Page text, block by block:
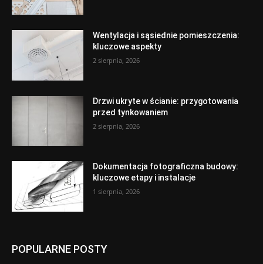
Wentylacja i sąsiednie pomieszczenia:
kluczowe aspekty
2 sierpnia, 2026
Drzwi ukryte w ścianie: przygotowania
przed tynkowaniem
2 sierpnia, 2026
Dokumentacja fotograficzna budowy:
kluczowe etapy i instalacje
1 sierpnia, 2026
POPULARNE POSTY